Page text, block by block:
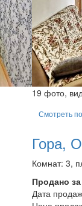
19 фото,
Смотреть
Гора,
Комнат: 3,
Продано
Дата